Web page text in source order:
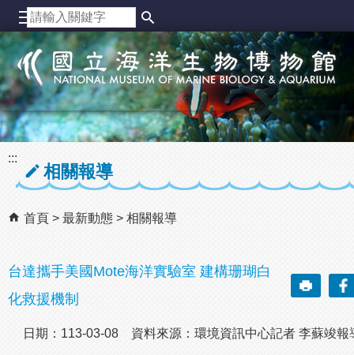
跳到主要內容區塊
:::
相關報導
首頁 最新動態 相關報導
台達攜手美國Mote海洋實驗室 建構珊瑚白
化救援機制
日期：113-03-08 資料來源：環境資訊中心記者 李蘇竣報